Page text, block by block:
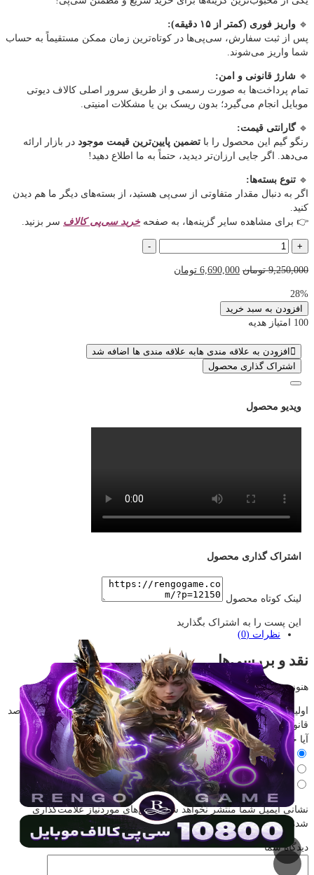
🔹 واریز فوری (کمتر از ۱۵ دقیقه):
پس از ثبت سفارش، سی‌پی‌ها در کوتاه‌ترین زمان ممکن مستقیماً به حساب
شما واریز می‌شوند.
🔹 شارژ قانونی و امن:
تمام پرداخت‌ها به صورت رسمی و از طریق سرور اصلی کالاف دیوتی
موبایل انجام می‌گیرد؛ بدون ریسک بن یا مشکلات امنیتی.
🔹گارانتی قیمت:
رنگو گیم این محصول را با تضمین پایین‌ترین قیمت موجود در بازار ارائه
می‌دهد. اگر جایی ارزان‌تر دیدید، حتماً به ما اطلاع دهید!
🔹 تنوع بسته‌ها:
اگر به دنبال مقدار متفاوتی از سی‌پی هستید، از بسته‌های دیگر ما هم دیدن
کنید.
👉 برای مشاهده سایر گزینه‌ها، به صفحهخرید سی‌پی کالاف سر بزنید.
+
10800
پی
|
100
درصد
قانونی
عدد
-
9,250,000 تومان قیمت
بود.
6,690,000 تومان
28%
افزودن به سبد خرید
100 امتیاز هدیه
افزودن به علاقه مندی هابه علاقه مندی ها اضافه شد
اشتراک گذاری محصول
ویدیو محصول
اشتراک گذاری محصول
لینک کوتاه محصول
این پست را به اشتراک بگذارید
نظرات (0)
نقد و بررسی‌ها
هنوز بررسی‌ای ثبت نشده است.
اولین کسی باشید که دیدگاهی می نویسد “10800 سی پی فوری | 100 درصد
قانونی”
آیا خرید این محصول را پیشنهاد میکنید؟
بله، پیشنهاد میکنم
خیر، پیشنهاد نمیکنم
نظری ندارم
نشانی ایمیل شما منتشر نخواهد شد. بخش‌های موردنیاز علامت‌گذاری
شده‌اند*
دیدگاه شما*